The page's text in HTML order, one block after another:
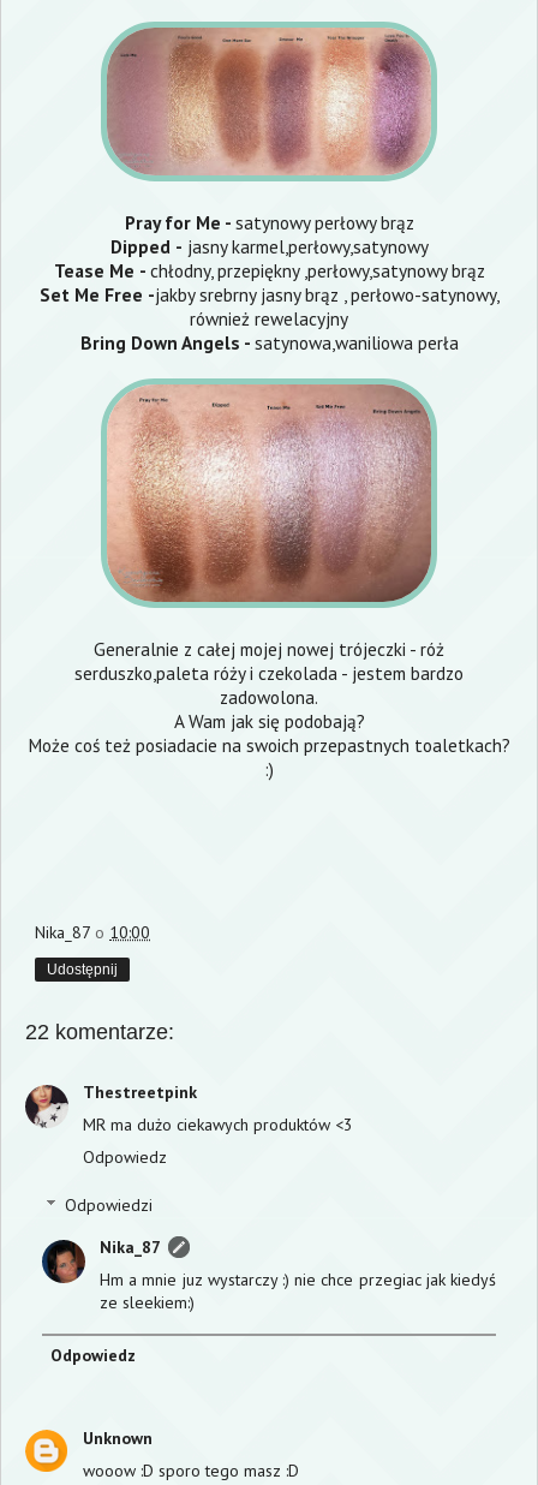
Pray for Me - satynowy perłowy brąz
Dipped - jasny karmel,perłowy,satynowy
Tease Me - chłodny, przepiękny ,perłowy,satynowy brąz
Set Me Free -jakby srebrny jasny brąz , perłowo-satynowy,
również rewelacyjny
Bring Down Angels - satynowa,waniliowa perła
Generalnie z całej mojej nowej trójeczki - róż
serduszko,paleta róży i czekolada - jestem bardzo
zadowolona.
A Wam jak się podobają?
Może coś też posiadacie na swoich przepastnych toaletkach?
:)
Nika_87 o 10:00
Udostępnij
22 komentarze:
Thestreetpink
MR ma dużo ciekawych produktów <3
Odpowiedz
Odpowiedzi
Nika_87
Hm a mnie juz wystarczy :) nie chce przegiac jak kiedyś
ze sleekiem:)
Odpowiedz
Unknown
wooow :D sporo tego masz :D